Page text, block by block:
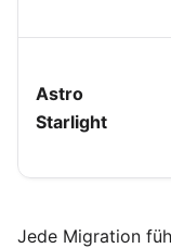
Astro
Starlight
Jede Migration